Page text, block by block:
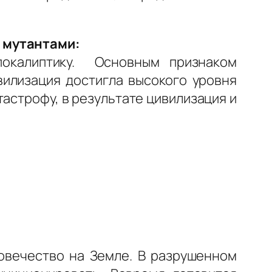
Основным признаком
достигла высокого уровня
в результате цивилизация и
на Земле. В разрушенном